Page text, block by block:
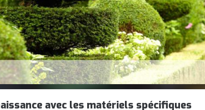
avec les matériels spécifiques